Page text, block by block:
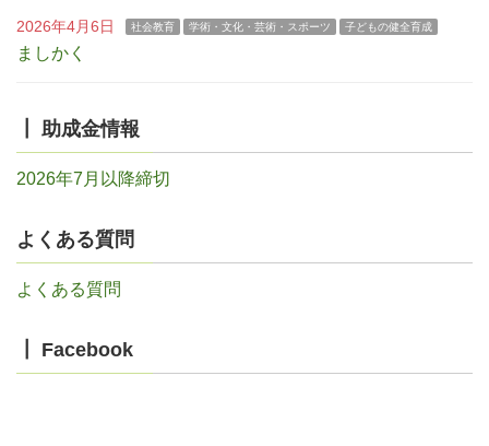
2026年4月6日 社会教育 学術・文化・芸術・スポーツ 子どもの健全育成
ましかく
┃ 助成金情報
2026年7月以降締切
よくある質問
よくある質問
┃ Facebook